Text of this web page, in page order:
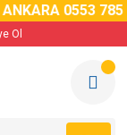
0553 785
Ol